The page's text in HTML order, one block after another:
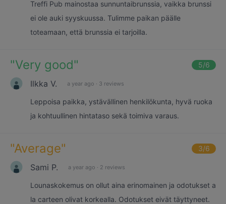
Treffi Pub mainostaa sunnuntaibrunssia, vaikka brunssi
ei ole auki syyskuussa. Tulimme paikan päälle
toteamaan, että brunssia ei tarjoilla.
"Very good" 5/6
Ilkka V. a year ago · 3 reviews
Leppoisa paikka, ystävällinen henkilökunta, hyvä ruoka
ja kohtuullinen hintataso sekä toimiva varaus.
"Average" 3/6
Sami P. a year ago · 2 reviews
Lounaskokemus on ollut aina erinomainen ja odotukset a
la carteen olivat korkealla. Odotukset eivät täyttyneet.